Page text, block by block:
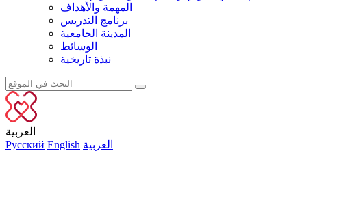
المهمة والأهداف
برنامج التدريس
المدينة الجامعية
الوسائط
نبذة تاريخية
العربية
Русский English العربية